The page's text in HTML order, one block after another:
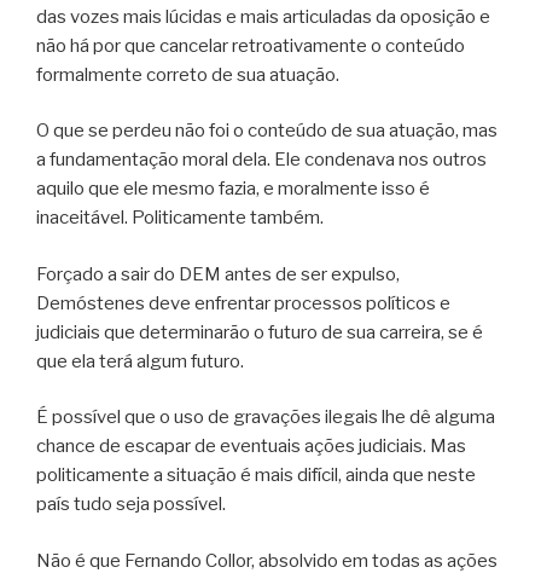
das vozes mais lúcidas e mais articuladas da oposição e
não há por que cancelar retroativamente o conteúdo
formalmente correto de sua atuação.
O que se perdeu não foi o conteúdo de sua atuação, mas
a fundamentação moral dela. Ele condenava nos outros
aquilo que ele mesmo fazia, e moralmente isso é
inaceitável. Politicamente também.
Forçado a sair do DEM antes de ser expulso,
Demóstenes deve enfrentar processos políticos e
judiciais que determinarão o futuro de sua carreira, se é
que ela terá algum futuro.
É possível que o uso de gravações ilegais lhe dê alguma
chance de escapar de eventuais ações judiciais. Mas
politicamente a situação é mais difícil, ainda que neste
país tudo seja possível.
Não é que Fernando Collor, absolvido em todas as ações